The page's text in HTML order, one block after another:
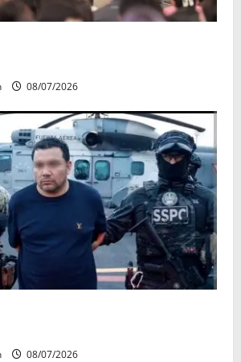
08/07/2026
08/07/2026